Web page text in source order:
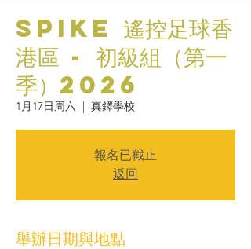
SPIKE 遙控足球香
港區 - 初級組（第一
季）2026
1月17日周六
  |
真鐸學校
報名已截止
返回
舉辦日期與地點